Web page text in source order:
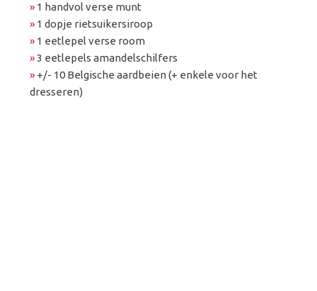
» 1 handvol verse munt
» 1 dopje rietsuikersiroop
» 1 eetlepel verse room
»3 eetlepels amandelschilfers
» +/- 10 Belgische aardbeien (+ enkele voor het
dresseren)